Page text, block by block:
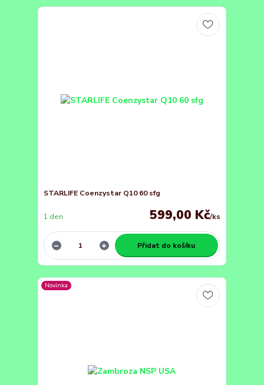
STARLIFE Coenzystar Q10 60 sfg
599,00 Kč/ks
1 den
Přidat do košíku
Novinka